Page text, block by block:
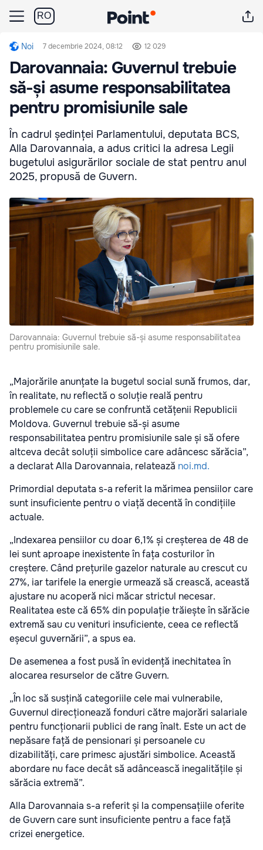
RO
Noi 7 decembrie 2024, 08:12 12 029
Darovannaia: Guvernul trebuie
să-și asume responsabilitatea
pentru promisiunile sale
În cadrul ședinței Parlamentului, deputata BCS,
Alla Darovannaia, a adus critici la adresa Legii
bugetului asigurărilor sociale de stat pentru anul
2025, propusă de Guvern.
Darovannaia: Guvernul trebuie să-și asume responsabilitatea
pentru promisiunile sale.
„Majorările anunțate la bugetul social sună frumos, dar,
în realitate, nu reflectă o soluție reală pentru
problemele cu care se confruntă cetățenii Republicii
Moldova. Guvernul trebuie să-și asume
responsabilitatea pentru promisiunile sale și să ofere
altceva decât soluții simbolice care adâncesc sărăcia”,
a declarat Alla Darovannaia, relatează noi.md.
Primordial deputata s-a referit la mărimea pensiilor care
sunt insuficiente pentru o viață decentă în condițiile
actuale.
„Indexarea pensiilor cu doar 6,1% și creșterea de 48 de
lei sunt aproape inexistente în fața costurilor în
creștere. Când prețurile gazelor naturale au crescut cu
27%, iar tarifele la energie urmează să crească, această
ajustare nu acoperă nici măcar strictul necesar.
Realitatea este că 65% din populație trăiește în sărăcie
extremă sau cu venituri insuficiente, ceea ce reflectă
eșecul guvernării”, a spus ea.
De asemenea a fost pusă în evidență inechitatea în
alocarea resurselor de către Guvern.
„În loc să susțină categoriile cele mai vulnerabile,
Guvernul direcționează fonduri către majorări salariale
pentru funcționarii publici de rang înalt. Este un act de
nepăsare față de pensionari și persoanele cu
dizabilități, care primesc ajustări simbolice. Această
abordare nu face decât să adâncească inegalitățile și
sărăcia extremă”.
Alla Darovannaia s-a referit și la compensațiile oferite
de Guvern care sunt insuficiente pentru a face față
crizei energetice.